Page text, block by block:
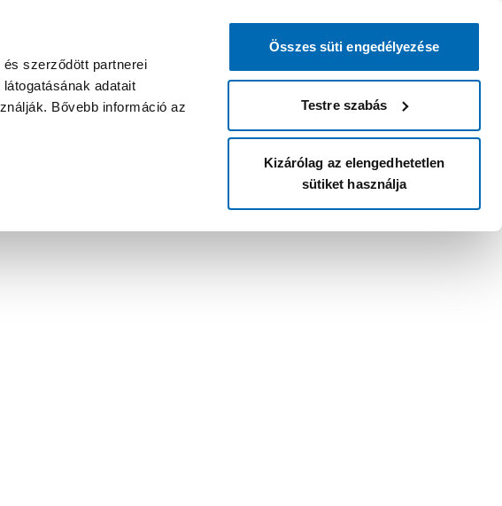
szerződött partnerei
adatait
Bővebb információ az
Összes süti engedélyezése
Testre szabás
Kizárólag az elengedhetetlen
sütiket használja